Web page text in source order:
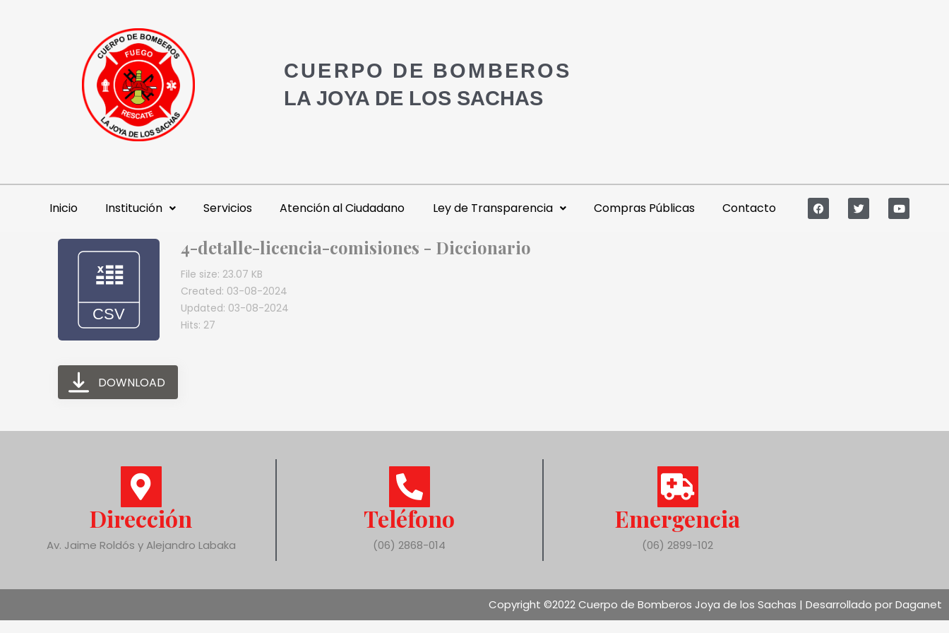
CUERPO DE BOMBEROS
LA JOYA DE LOS SACHAS
Inicio Institución Servicios Atención al Ciudadano Ley de Transparencia Compras Públicas Contacto
4-detalle-licencia-comisiones - Diccionario
File size: 23.07 KB
Created: 03-08-2024
Updated: 03-08-2024
Hits: 27
DOWNLOAD
Dirección
Av. Jaime Roldós y Alejandro Labaka
Teléfono
(06) 2868-014
Emergencia
(06) 2899-102
Copyright ©2022 Cuerpo de Bomberos Joya de los Sachas | Desarrollado por Daganet